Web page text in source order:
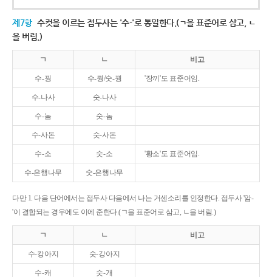
제7항 수컷을 이르는 접두사는 '수-'로 통일한다.(ㄱ을 표준어로 삼고, ㄴ
을 버림.)
ㄱ ㄴ 비고
수-꿩 수-퀑/숫-꿩 '장끼'도 표준어임.
수-나사 숫-나사
수-놈 숫-놈
수-사돈 숫-사돈
수-소 숫-소 '황소'도 표준어임.
수-은행나무 숫-은행나무
다만 1. 다음 단어에서는 접두사 다음에서 나는 거센소리를 인정한다. 접두사 '암-
'이 결합되는 경우에도 이에 준한다.(ㄱ을 표준어로 삼고, ㄴ을 버림.)
ㄱ ㄴ 비고
수-캉아지 숫-강아지
수-캐 숫-개